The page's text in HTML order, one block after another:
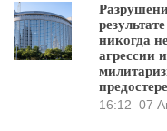
никогда
агрессии
16:12 07